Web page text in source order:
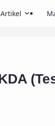
Artikel